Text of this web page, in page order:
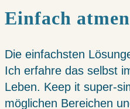
Einfach atmen
Die einfachsten
Ich erfahre das selbst
Leben. Keep it super-
möglichen Bereichen